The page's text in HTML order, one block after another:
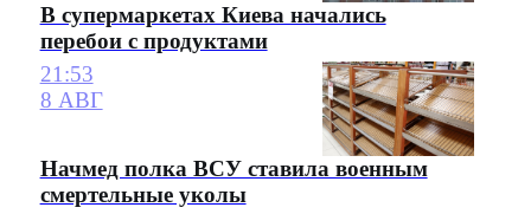
В супермаркетах Киева начались
перебои с продуктами
21:53
8 АВГ
Начмед полка ВСУ ставила военным
смертельные уколы